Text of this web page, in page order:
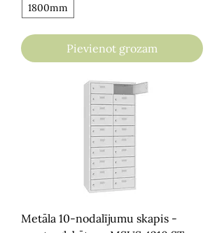
1800mm
Pievienot grozam
Metāla 10-nodalījumu skapis -